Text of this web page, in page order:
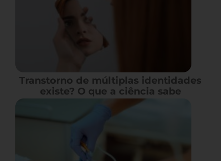
Transtorno de múltiplas identidades
existe? O que a ciência sabe